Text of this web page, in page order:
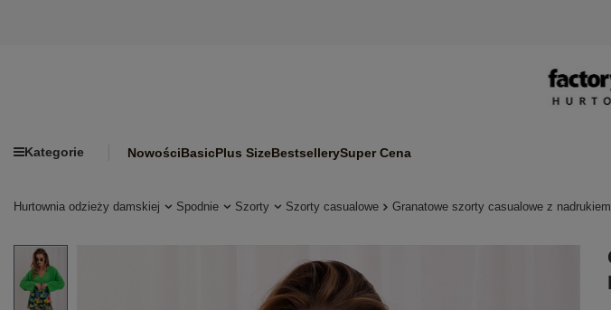
Kategorie NowościBasicPlus SizeBestsellerySuper Cena
Hurtownia odzieży damskiej Spodnie Szorty Szorty casualowe Granatowe szorty casualowe z